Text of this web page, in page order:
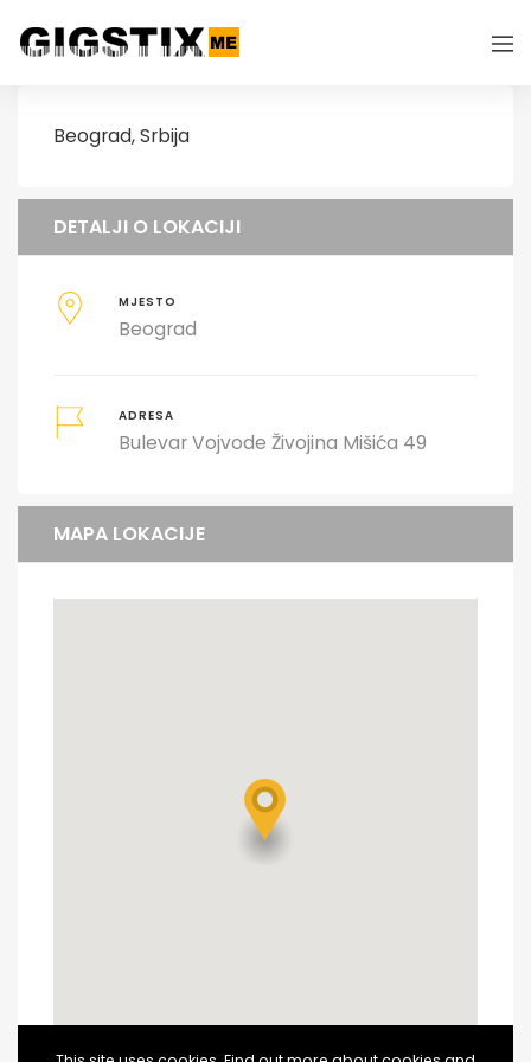
Beograd, Srbija
DETALJI O LOKACIJI
MJESTO
Beograd
ADRESA
Bulevar Vojvode Živojina Mišića 49
MAPA LOKACIJE